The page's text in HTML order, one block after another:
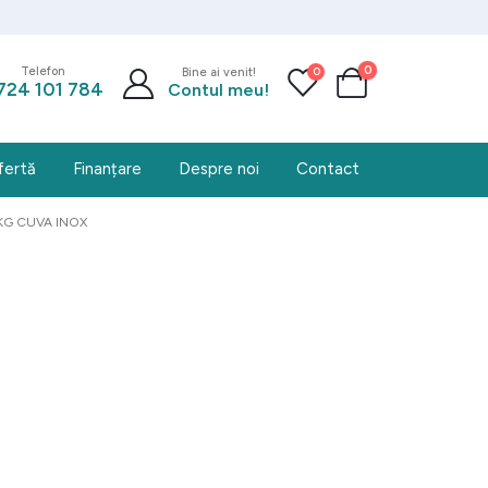
Telefon
101 784
Bine ai venit!
Contul meu!
0 0
Finanțare Despre noi Contact
CUVA INOX